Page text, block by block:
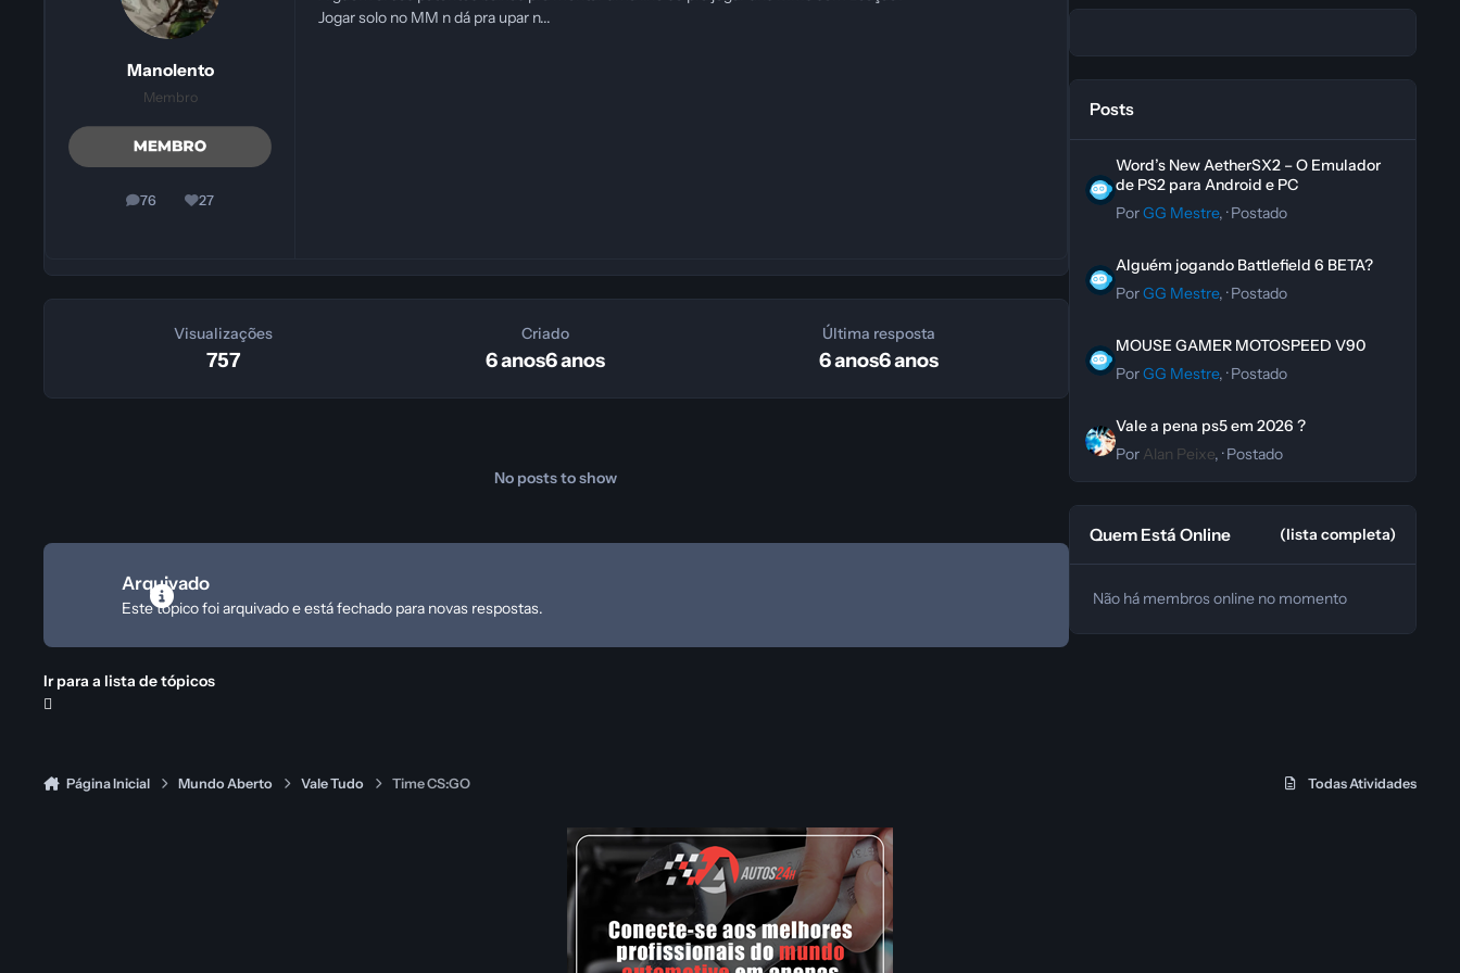
Manolento
Membro
76
posts 27
Reputação
Jogar solo no MM n dá pra upar n...
Visualizações
757
Criado
6 anos6 anos
Última resposta
6 anos6 anos
No posts to show
Arquivado
Este tópico foi arquivado e está fechado para novas respostas.
Ir para a lista de tópicos
Posts
Word’s New AetherSX2 – O Emulador
de PS2 para Android e PC
PorGG Mestre, ·Postado
Alguém jogando Battlefield 6 BETA?
PorGG Mestre, ·Postado
MOUSE GAMER MOTOSPEED V90
PorGG Mestre, ·Postado
Vale a pena ps5 em 2026 ?
Por Alan Peixe, ·Postado
Quem Está Online (lista completa)
Não há membros online no momento
Página Inicial Mundo Aberto Vale Tudo Time CS:GO Todas Atividades